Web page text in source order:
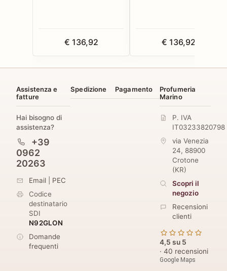
€ 136,92 € 136,92
Assistenza e
fatture
Hai bisogno di
assistenza?
+39
0962
20263
Email
PEC
Codice
destinatario
SDI
N92GLON
Domande
frequenti
Spedizione Pagamento
Profumeria
Marino
P. IVA
IT03233820798
via Venezia
24, 88900
Crotone
(KR)
Scopri il
negozio
Recensioni
clienti
4,5 su 5
· 40 recensioni
Google Maps